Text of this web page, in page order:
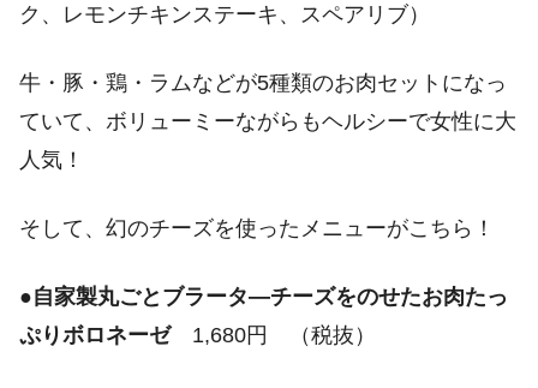
ク、レモンチキンステーキ、スペアリブ）
牛・豚・鶏・ラムなどが5種類のお肉セットになっ
ていて、ボリューミーながらもヘルシーで女性に大
人気！
そして、幻のチーズを使ったメニューがこちら！
●自家製丸ごとブラータ―チーズをのせたお肉たっ
ぷりボロネーゼ1,680円 （税抜）